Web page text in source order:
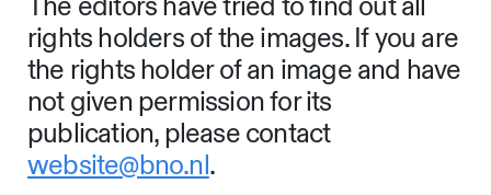
rights holders of the images. If you are
the rights holder of an image and have
not given permission for its
publication, please contact
website@bno.nl.